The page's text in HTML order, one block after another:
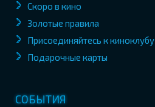
Скоро в кино
Золотые правила
Присоединяйтесь к киноклубу
Подарочные карты
СОБЫТИЯ